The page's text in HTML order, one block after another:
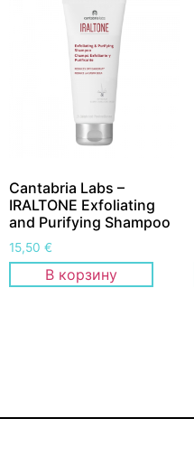
Cantabria Labs –
IRALTONE Exfoliating
and Purifying Shampoo
15,50 €
В корзину